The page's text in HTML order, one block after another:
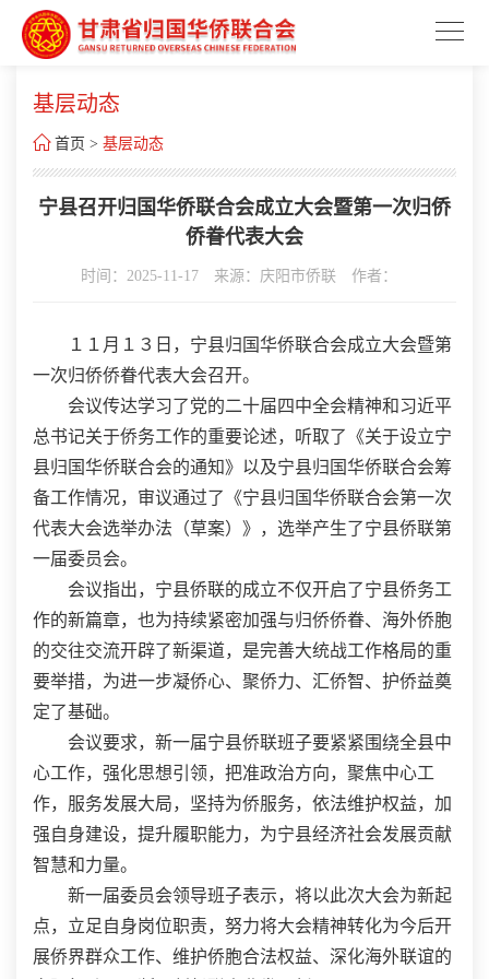
基层动态
 首页 > 基层动态
宁县召开归国华侨联合会成立大会暨第一次归侨
侨眷代表大会
时间：2025-11-17 来源：庆阳市侨联 作者：
１１月１３日，宁县归国华侨联合会成立大会暨第
一次归侨侨眷代表大会召开。
会议传达学习了党的二十届四中全会精神和习近平
总书记关于侨务工作的重要论述，听取了《关于设立宁
县归国华侨联合会的通知》以及宁县归国华侨联合会筹
备工作情况，审议通过了《宁县归国华侨联合会第一次
代表大会选举办法（草案）》，选举产生了宁县侨联第
一届委员会。
会议指出，宁县侨联的成立不仅开启了宁县侨务工
作的新篇章，也为持续紧密加强与归侨侨眷、海外侨胞
的交往交流开辟了新渠道，是完善大统战工作格局的重
要举措，为进一步凝侨心、聚侨力、汇侨智、护侨益奠
定了基础。
会议要求，新一届宁县侨联班子要紧紧围绕全县中
心工作，强化思想引领，把准政治方向，聚焦中心工
作，服务发展大局，坚持为侨服务，依法维护权益，加
强自身建设，提升履职能力，为宁县经济社会发展贡献
智慧和力量。
新一届委员会领导班子表示，将以此次大会为新起
点，立足自身岗位职责，努力将大会精神转化为今后开
展侨界群众工作、维护侨胞合法权益、深化海外联谊的